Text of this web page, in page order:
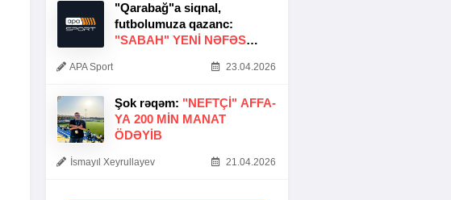
"Qarabağ"a siqnal,
futbolumuza qazanc:
"SABAH" YENI NƏFƏS
APA Sport 23.04.2026
Şok rəqəm: "NEFTÇI" AFFA-
YA 200 MIN MANAT
ÖDƏYIB
İsmayıl Xeyrullayev 21.04.2026